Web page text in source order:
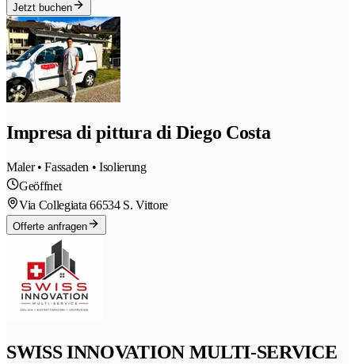
Jetzt buchen
Impresa di pittura di Diego Costa
Maler • Fassaden • Isolierung
Geöffnet
Via Collegiata 66534 S. Vittore
Offerte anfragen
SWISS INNOVATION MULTI-SERVICE